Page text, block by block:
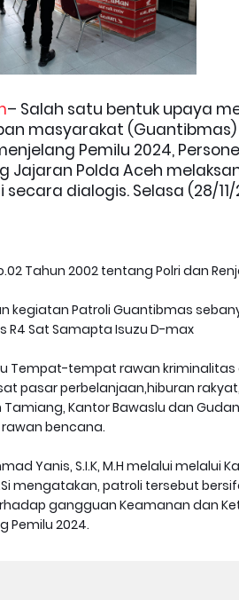
– Salah satu bentuk upaya
masyarakat
Pemilu 2024,
Jajaran Polda Aceh
dialogis. Selasa (28/
Tahun 2002 tentang Polri dan
kegiatan Patroli Guantibmas
Sat Samapta Isuzu D-max
Tempat-tempat rawan kriminalitas
pasar perbelanjaan,hiburan
Kantor Bawaslu dan
bencana.
Yanis, S.I.K, M.H melalui melalui
mengatakan, patroli tersebut
gangguan Keamanan dan
Pemilu 2024.